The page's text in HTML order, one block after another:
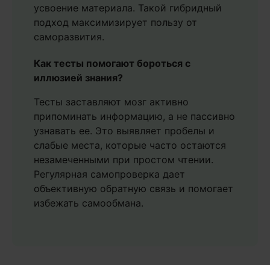
усвоение материала. Такой гибридный
подход максимизирует пользу от
саморазвития.
Как тесты помогают бороться с
иллюзией знания?
Тесты заставляют мозг активно
припоминать информацию, а не пассивно
узнавать ее. Это выявляет пробелы и
слабые места, которые часто остаются
незамеченными при простом чтении.
Регулярная самопроверка дает
объективную обратную связь и помогает
избежать самообмана.